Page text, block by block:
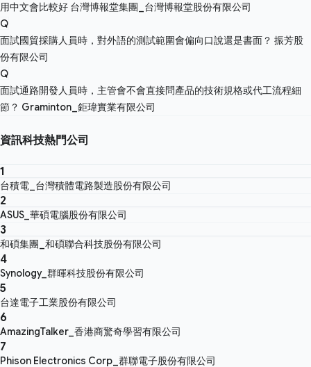
用中文會比較好 台灣博報堂集團_台灣博報堂股份有限公司
Q
面試國貿採購人員時，對外語的測試範圍會偏向口說還是書面？ 振芳股
份有限公司
Q
面試通路開發人員時，主管會不會直接問產品的技術規格或代工流程細
節？ Graminton_鉅瑋實業有限公司
資訊科技熱門公司
1
台積電_台灣積體電路製造股份有限公司
2
ASUS_華碩電腦股份有限公司
3
和碩集團_和碩聯合科技股份有限公司
4
Synology_群暉科技股份有限公司
5
台達電子工業股份有限公司
6
AmazingTalker_香港商驚奇學習有限公司
7
Phison Electronics Corp_群聯電子股份有限公司